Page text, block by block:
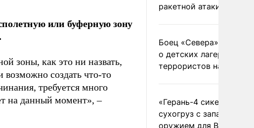
или буферную зону
зоны, как это ни назвать,
создать что-то
требуется много
на данный момент», –
ракетной атаки
Боец «Севера»
о детских лагерях
террористов на
«Герань-4 сикер»
сухогруз с западным
оружием для ВСУ